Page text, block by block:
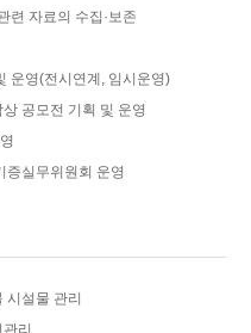
련 자료의 수집·보존
운영(전시연계, 임시운영)
공모전 기획 및 운영
증실무위원회 운영
시설물 관리
리